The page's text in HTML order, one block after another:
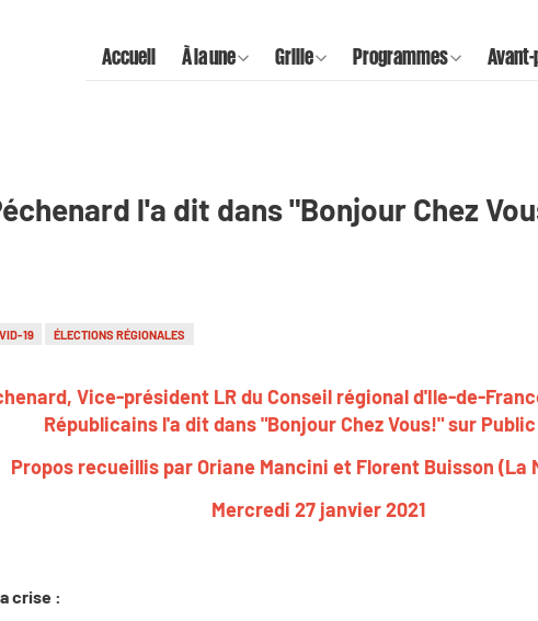
Accueil À la une Grille Programmes
l'a dit dans "Bonjour Chez
19 ÉLECTIONS RÉGIONALES
Vice-président LR du Conseil régional d'Ile-de-
Républicains l'a dit dans "Bonjour Chez Vous!" sur
Propos recueillis par Oriane Mancini et Florent Buisson (La
Mercredi 27 janvier 2021
crise :